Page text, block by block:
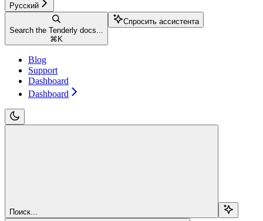
Русский
Search the Tenderly docs...
⌘ K
Спросить ассистента
Blog
Support
Dashboard
Dashboard
Поиск...